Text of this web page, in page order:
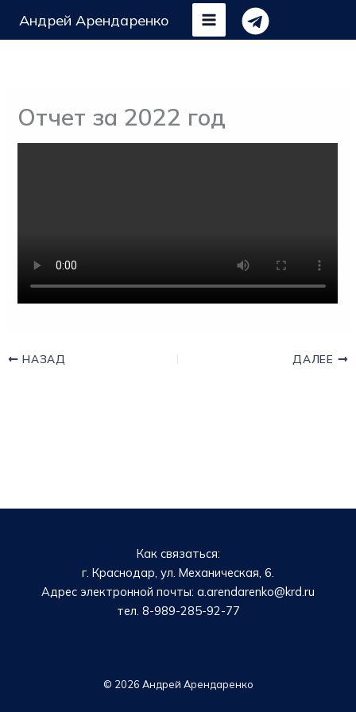
Андрей Арендаренко
Отчет за 2022 год
НАЗАД ДАЛЕЕ
Как связаться:
г. Краснодар, ул. Механическая, 6.
Адрес электронной почты: a.arendarenko@krd.ru
тел. 8-989-285-92-77
© 2026 Андрей Арендаренко